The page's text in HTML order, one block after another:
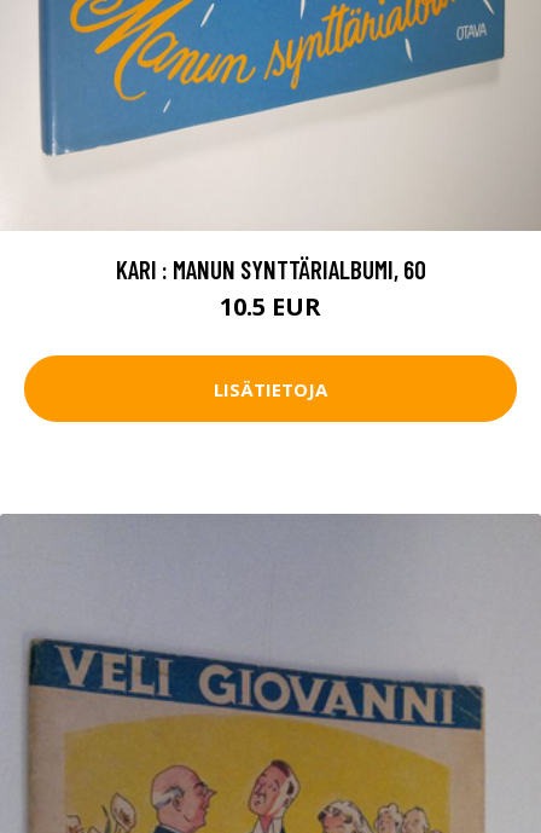
KARI : MANUN SYNTTÄRIALBUMI, 60
10.5 EUR
LISÄTIETOJA